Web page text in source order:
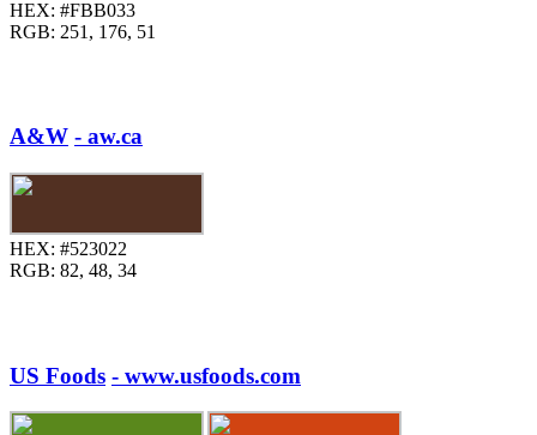
HEX: #FBB033
RGB: 251, 176, 51
A&W - aw.ca
HEX: #523022
RGB: 82, 48, 34
US Foods - www.usfoods.com